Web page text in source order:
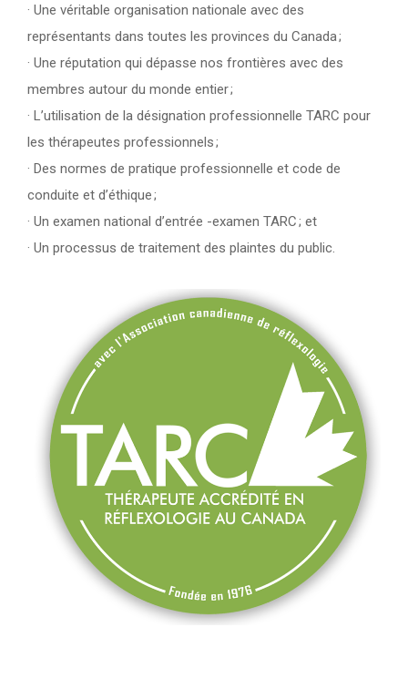
· Une véritable organisation nationale avec des
représentants dans toutes les provinces du Canada ;
· Une réputation qui dépasse nos frontières avec des
membres autour du monde entier ;
· L’utilisation de la désignation professionnelle TARC pour
les thérapeutes professionnels ;
· Des normes de pratique professionnelle et code de
conduite et d’éthique ;
· Un examen national d’entrée -examen TARC ; et
· Un processus de traitement des plaintes du public.